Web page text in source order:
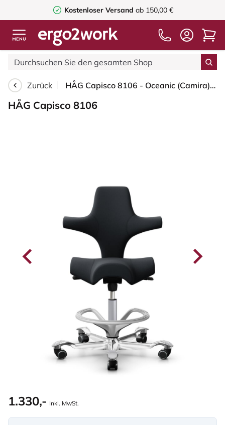
Kostenloser Versand ab 150,00 €
Zurück HÅG Capisco 8106 - Oceanic (Camira) - Recyceltes Polyester - OCI001 - Black - Silber - 265 mm (Sitzhöhe 53-79cm) - Harte Rollen für weiche Böden
HÅG Capisco 8106
1.330,- Inkl. MwSt.